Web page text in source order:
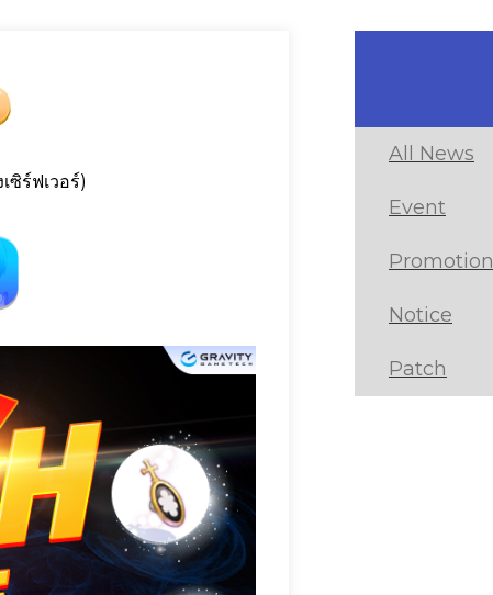
ซิร์ฟเวอร์)
All News
Event
Promotion
Notice
Patch